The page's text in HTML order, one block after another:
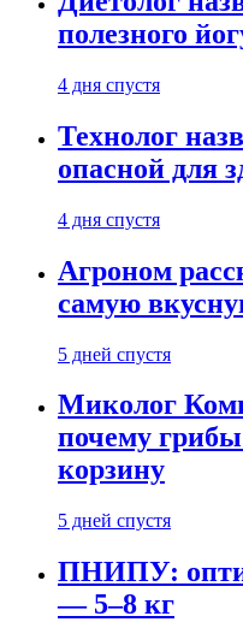
полезного
4 дня спустя
Технолог
опасной для
4 дня спустя
Агроном
самую
5 дней спустя
Миколог
почему
корзину
5 дней спустя
ПНИПУ:
— 5–8 кг